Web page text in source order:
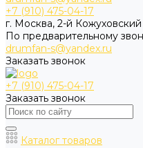
+7 (910) 475-04-17
г. Москва, 2-й
По предварительному
drumfan-s@yandex.ru
Заказать звонок
+7 (910) 475-04-17
Заказать звонок
Каталог товаров